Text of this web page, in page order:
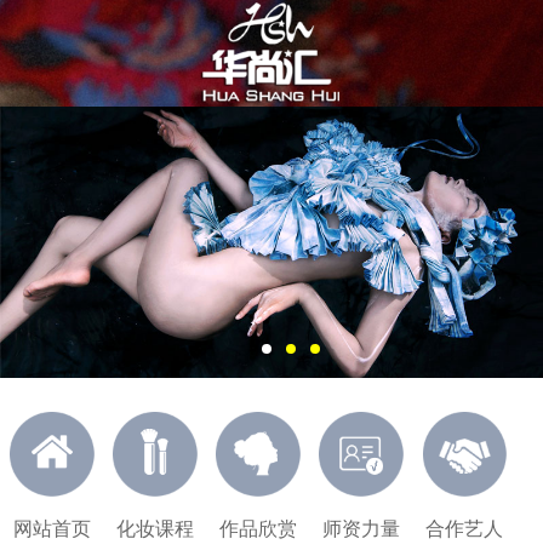
网站首页 化妆课程 作品欣赏 师资力量 合作艺人